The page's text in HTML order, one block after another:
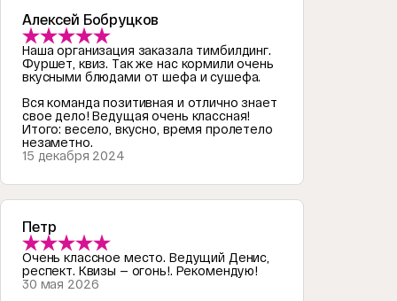
Алексей Бобруцков
Наша организация заказала тимбилдинг.
Фуршет, квиз. Так же нас кормили очень
вкусными блюдами от шефа и сушефа.
Вся команда позитивная и отлично знает
свое дело! Ведущая очень классная!
Итого: весело, вкусно, время пролетело
незаметно.
15 декабря 2024
Петр
Очень классное место. Ведущий Денис,
респект. Квизы — огонь!. Рекомендую!
30 мая 2026